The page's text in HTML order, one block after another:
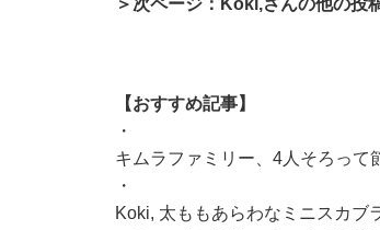
＞次ページ：Koki,さんの他の投
【おすすめ記事】
・
キムラファミリー、4人そろって
・
Koki, 太ももあらわなミニスカブ